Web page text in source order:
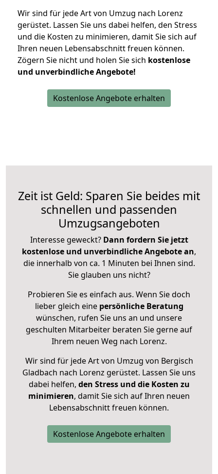
Wir sind für jede Art von Umzug nach Lorenz
gerüstet. Lassen Sie uns dabei helfen, den Stress
und die Kosten zu minimieren, damit Sie sich auf
Ihren neuen Lebensabschnitt freuen können.
Zögern Sie nicht und holen Sie sich kostenlose
und unverbindliche Angebote!
Kostenlose Angebote erhalten
Zeit ist Geld: Sparen Sie beides mit
schnellen und passenden
Umzugsangeboten
Interesse geweckt? Dann fordern Sie jetzt
kostenlose und unverbindliche Angebote an,
die innerhalb von ca. 1 Minuten bei Ihnen sind.
Sie glauben uns nicht?
Probieren Sie es einfach aus. Wenn Sie doch
lieber gleich eine persönliche Beratung
wünschen, rufen Sie uns an und unsere
geschulten Mitarbeiter beraten Sie gerne auf
Ihrem neuen Weg nach Lorenz.
Wir sind für jede Art von Umzug von Bergisch
Gladbach nach Lorenz gerüstet. Lassen Sie uns
dabei helfen, den Stress und die Kosten zu
minimieren, damit Sie sich auf Ihren neuen
Lebensabschnitt freuen können.
Kostenlose Angebote erhalten